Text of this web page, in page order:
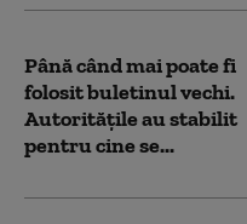
Până când mai poate fi
folosit buletinul vechi.
Autoritățile au stabilit
pentru cine se...